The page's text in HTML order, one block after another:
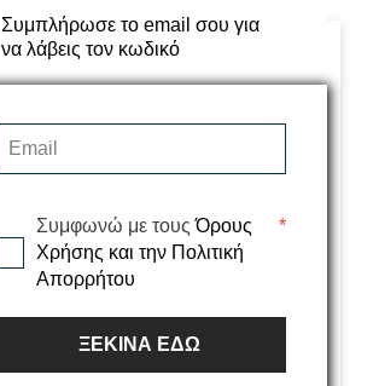
Συμπλήρωσε το email σου για
να λάβεις τον κωδικό
Συμφωνώ με τουςΌρους
Χρήσης και την Πολιτική
Απορρήτου
*
ΞΕΚΙΝΑ ΕΔΩ